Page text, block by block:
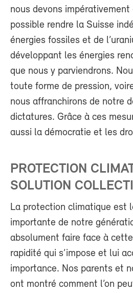
nous devons
possible rendre la Suisse
énergies fossiles et de
développant les énergies
que nous y parviendrons.
toute forme de pression,
nous affranchirons de notre
dictatures. Grâce à ces
aussi la démocratie et les
PROTECTION
SOLUTION
La protection climatique est
importante de notre
absolument faire face à
rapidité qui s’impose et lui
importance. Nos parents et
ont montré comment l’on